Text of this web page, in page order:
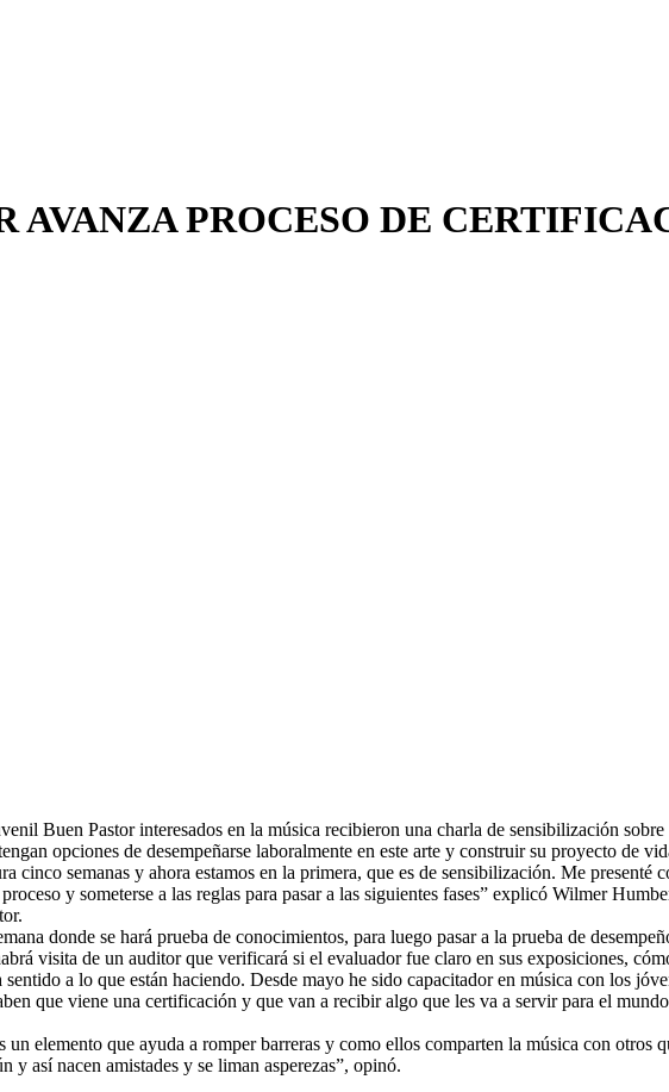
AVANZA PROCESO DE
Buen Pastor interesados en la música recibieron una charla de sensibilización
opciones de desempeñarse laboralmente en este arte y construir su proyecto de
cinco semanas y ahora estamos en la primera, que es de sensibilización. Me presenté
y someterse a las reglas para pasar a las siguientes fases” explicó Wilmer
donde se hará prueba de conocimientos, para luego pasar a la prueba de
visita de un auditor que verificará si el evaluador fue claro en sus exposiciones,
a lo que están haciendo. Desde mayo he sido capacitador en música con los
que viene una certificación y que van a recibir algo que les va a servir para el
un elemento que ayuda a romper barreras y como ellos comparten la música con
y así nacen amistades y se liman asperezas”, opinó.